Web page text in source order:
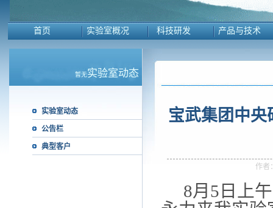
首页 实验室概况 科技研发 产品与技术
暂无实验室动态
实验室动态
公告栏
典型客户
宝武集团中央
作者
8月5 日上